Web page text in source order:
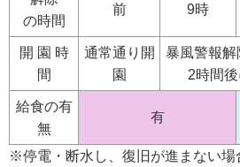
の時間
前
9時
開 園 時
間
通常通り開
園
暴風警報解
2時間
給食の有
無
有
※停電・断水し、復旧が進まない場